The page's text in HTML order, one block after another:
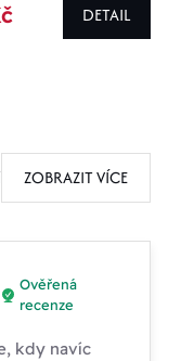
DETAIL
ZOBRAZIT VÍCE
Ověřená
recenze
kdy navíc